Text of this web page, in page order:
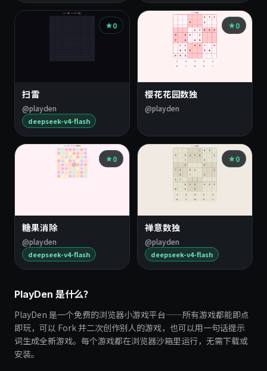
0
扫雷
@playden
deepseek-v4-flash
0
樱花花园数独
@playden
0
糖果消除
@playden
deepseek-v4-flash
0
禅意数独
@playden
deepseek-v4-flash
PlayDen 是什么？
PlayDen 是一个免费的浏览器小游戏平台——所有游戏都能即点
即玩，可以 Fork 并二次创作别人的游戏，也可以用一句话提示
词生成全新游戏。每个游戏都在浏览器沙箱里运行，无需下载或
安装。